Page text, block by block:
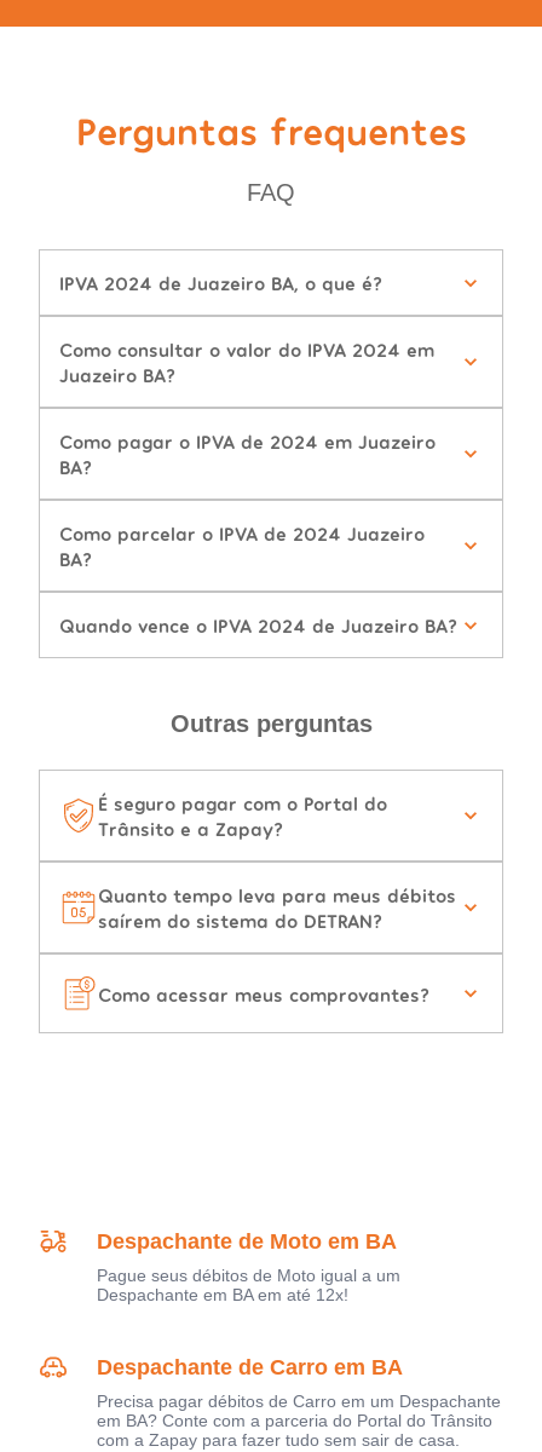
Perguntas frequentes
FAQ
IPVA 2024 de Juazeiro BA, o que é?
Como consultar o valor do IPVA 2024 em
Juazeiro BA?
Como pagar o IPVA de 2024 em Juazeiro
BA?
Como parcelar o IPVA de 2024 Juazeiro
BA?
Quando vence o IPVA 2024 de Juazeiro BA?
Outras perguntas
É seguro pagar com o Portal do
Trânsito e a Zapay?
Quanto tempo leva para meus débitos
saírem do sistema do DETRAN?
Como acessar meus comprovantes?
Despachante de Moto em BA
Pague seus débitos de Moto igual a um
Despachante em BA em até 12x!
Despachante de Carro em BA
Precisa pagar débitos de Carro em um Despachante
em BA? Conte com a parceria do Portal do Trânsito
com a Zapay para fazer tudo sem sair de casa.